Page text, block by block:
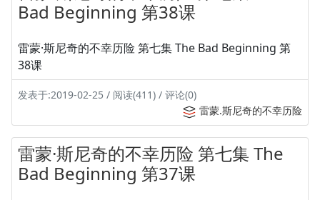
Bad Beginning 第38课
雷蒙·斯尼奇的不幸历险 第七集 The Bad Beginning 第
38课
发表于:2019-02-25 / 阅读(411) / 评论(0)
雷蒙.斯尼奇的不幸历险
雷蒙·斯尼奇的不幸历险 第七集 The
Bad Beginning 第37课